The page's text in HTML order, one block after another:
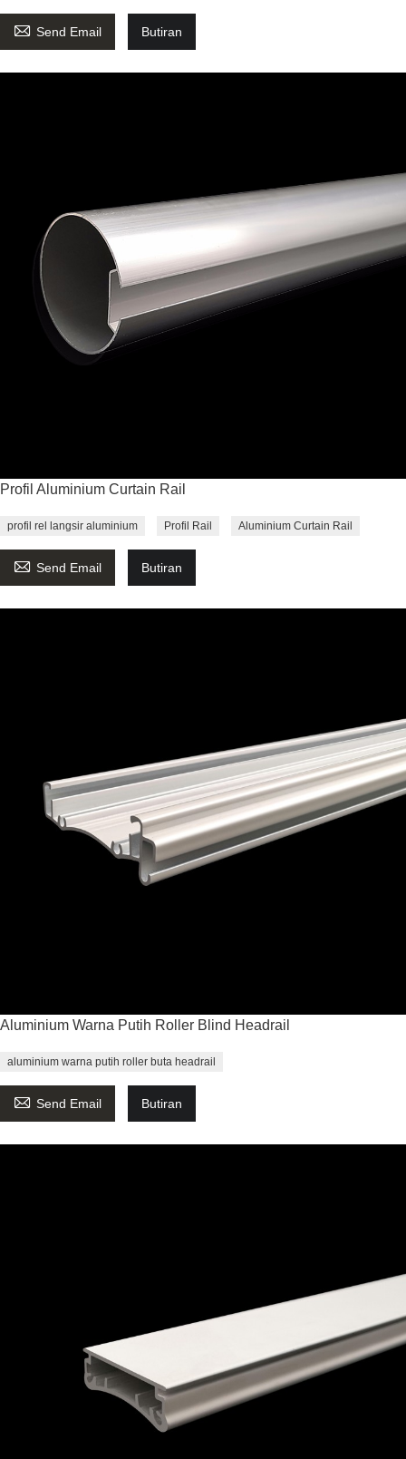
 Send Email Butiran
Profil Aluminium Curtain Rail
profil rel langsir aluminium Profil Rail Aluminium Curtain Rail
 Send Email Butiran
Aluminium Warna Putih Roller Blind Headrail
aluminium warna putih roller buta headrail
 Send Email Butiran